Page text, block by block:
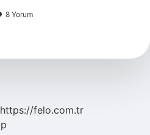
8 Yorum
https://felo.com.tr